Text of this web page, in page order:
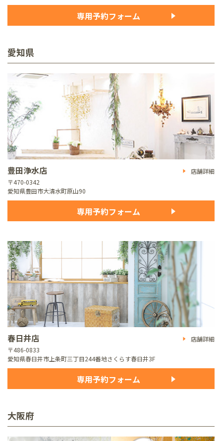
専用予約フォーム
愛知県
豊田浄水店
店舗詳細
〒470-0342
愛知県豊田市大清水町原山90
専用予約フォーム
春日井店
店舗詳細
〒486-0833
愛知県春日井市上条町三丁目244番地さくらす春日井3F
専用予約フォーム
大阪府